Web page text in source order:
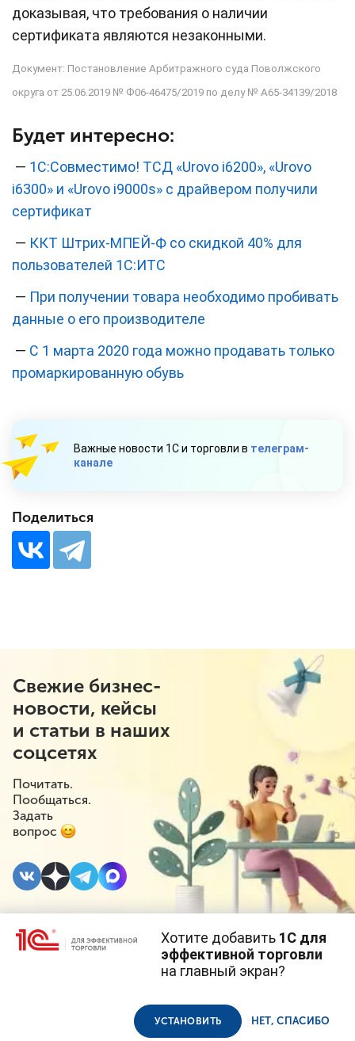
доказывая, что требования о наличии
сертификата являются незаконными.
Документ: Постановление Арбитражного суда Поволжского
округа от 25.06.2019 № Ф06-46475/2019 по делу № А65-34139/2018
Будет интересно:
— 1С:Совместимо! ТСД «Urovo i6200», «Urovo
i6300» и «Urovo i9000s» с драйвером получили
сертификат
— ККТ Штрих-МПЕЙ-Ф со скидкой 40% для
пользователей 1С:ИТС
— При получении товара необходимо пробивать
данные о его производителе
— С 1 марта 2020 года можно продавать только
промаркированную обувь
Важные новости 1С и торговли в телеграм-
канале
Поделиться
Свежие бизнес-
новости, кейсы
и статьи в наших
соцсетях
Почитать.
Пообщаться.
Задать
вопрос
21 АВГУСТА 2019
ККТ Штрих-МПЕЙ-Ф со
скидкой 40% для
cookie-файлы (файлы с данными о прошлых
использование файлов cookie в соответствии с политикой
конфиденциальности
Хотите добавить 1С для
эффективной торговли
на главный экран?
УСТАНОВИТЬ НЕТ, СПАСИБО